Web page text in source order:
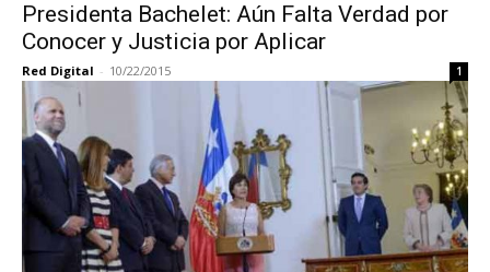
Presidenta Bachelet: Aún Falta Verdad por
Conocer y Justicia por Aplicar
Red Digital - 10/22/2015 1